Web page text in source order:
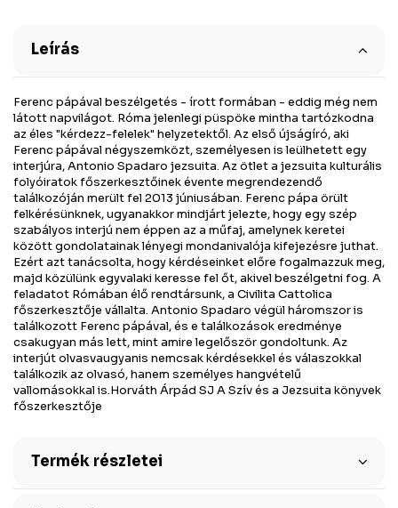
Leírás
Ferenc pápával beszélgetés - írott formában - eddig még nem
látott napvilágot. Róma jelenlegi püspöke mintha tartózkodna
az éles "kérdezz-felelek" helyzetektől. Az első újságíró, aki
Ferenc pápával négyszemközt, személyesen is leülhetett egy
interjúra, Antonio Spadaro jezsuita. Az ötlet a jezsuita kulturális
folyóiratok főszerkesztőinek évente megrendezendő
találkozóján merült fel 2013 júniusában. Ferenc pápa örült
felkérésünknek, ugyanakkor mindjárt jelezte, hogy egy szép
szabályos interjú nem éppen az a műfaj, amelynek keretei
között gondolatainak lényegi mondanivalója kifejezésre juthat.
Ezért azt tanácsolta, hogy kérdéseinket előre fogalmazzuk meg,
majd közülünk egyvalaki keresse fel őt, akivel beszélgetni fog. A
feladatot Rómában élő rendtársunk, a Civilita Cattolica
főszerkesztője vállalta. Antonio Spadaro végül háromszor is
találkozott Ferenc pápával, és e találkozások eredménye
csakugyan más lett, mint amire legelőször gondoltunk. Az
interjút olvasvaugyanis nemcsak kérdésekkel és válaszokkal
találkozik az olvasó, hanem személyes hangvételű
vallomásokkal is.Horváth Árpád SJ A Szív és a Jezsuita könyvek
főszerkesztője
Termék részletei